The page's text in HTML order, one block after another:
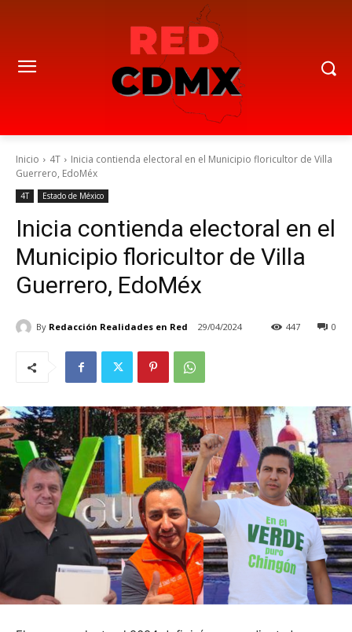
Inicio 4T
Inicia contienda electoral en el Municipio floricultor de Villa
Guerrero, EdoMéx
4T Estado de México
Inicia contienda electoral en el
Municipio floricultor de Villa
Guerrero, EdoMéx
By Redacción Realidades en Red 29/04/2024 0
447